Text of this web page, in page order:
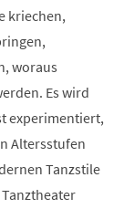
kriechen,
woraus
Es wird
experimentiert,
Altersstufen
Tanzstile